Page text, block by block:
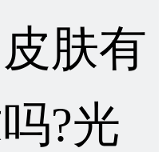
肤有
?光